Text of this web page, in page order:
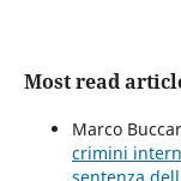
Most read
Marco
crimini